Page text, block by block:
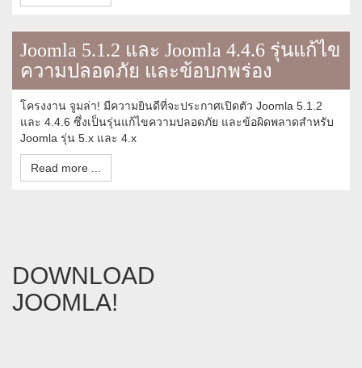
Joomla 5.1.2 และ Joomla 4.4.6 รุ่นแก้ไข
ความปลอดภัย และข้อบกพร่อง
โครงงาน จูมล่า! มีความยินดีที่จะประกาศเปิดตัว Joomla 5.1.2
และ 4.4.6 ซึ่งเป็นรุ่นแก้ไขความปลอดภัย และข้อผิดพลาดสำหรับ
Joomla รุ่น 5.x และ 4.x
Read more ...
DOWNLOAD
JOOMLA!